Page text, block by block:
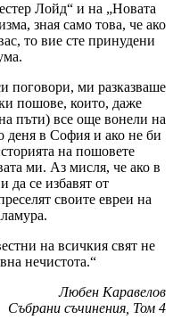
Лойд“ и на „Новата
зная само това, че ако
то вие сте принудени
поговори, ми разказваше
пошове, които, даже
пъти) все още вонели на
деня в София и ако не би
на пошовете
ми. Аз мисля, че ако в
да се избавят от
своите евреи на
на всичкия свят не
нечистота.“
Любен Каравелов
Събрани съчинения, Том 4